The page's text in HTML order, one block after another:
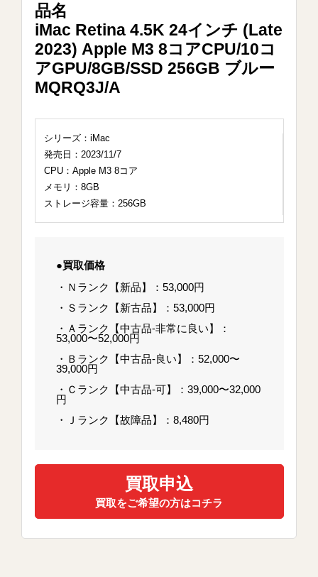
品名
iMac Retina 4.5K 24インチ (Late
2023) Apple M3 8コアCPU/10コ
アGPU/8GB/SSD 256GB ブルー
MQRQ3J/A
シリーズ：iMac
発売日：2023/11/7
CPU：Apple M3 8コア
メモリ：8GB
ストレージ容量：256GB
●買取価格
・Ｎランク【新品】：53,000円
・Ｓランク【新古品】：53,000円
・Ａランク【中古品-非常に良い】：
53,000〜52,000円
・Ｂランク【中古品-良い】：52,000〜
39,000円
・Ｃランク【中古品-可】：39,000〜32,000
円
・Ｊランク【故障品】：8,480円
買取申込
買取をご希望の方はコチラ